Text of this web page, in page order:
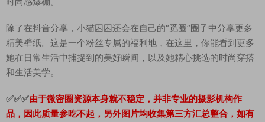
除了在抖音分享，小猫困困还会在自己的“觅圈”圈子中分享更多
精美壁纸。这是一个粉丝专属的福利地，在这里，你能看到更多
她在日常生活中捕捉到的美好瞬间，以及她精心挑选的时尚穿搭
和生活美学。
✅✅✅由于微密圈资源本身就不稳定，并非专业的摄影机构作
品，因此质量参吃不起，另外图片均收集第三方汇总整合，如有